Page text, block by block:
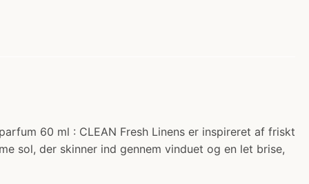
60 ml : CLEAN Fresh Linens er inspireret af friskt
sol, der skinner ind gennem vinduet og en let brise,